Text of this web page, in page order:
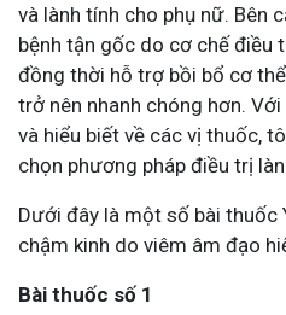
và lành tính cho phụ nữ. Bên
bệnh tận gốc do cơ chế điều
đồng thời hỗ trợ bồi bổ cơ
trở nên nhanh chóng hơn.
và hiểu biết về các vị thuốc,
chọn phương pháp điều trị
Dưới đây là một số bài thuốc
chậm kinh do viêm âm đạo
Bài thuốc số 1